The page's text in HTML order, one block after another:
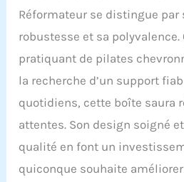
Réformateur se distingue par
robustesse et sa polyvalence.
pratiquant de pilates
la recherche d’un support
quotidiens, cette boîte saura
attentes. Son design soigné
qualité en font un
quiconque souhaite